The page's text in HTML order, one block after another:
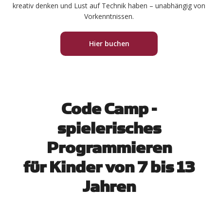
kreativ denken und Lust auf Technik haben – unabhängig von
Vorkenntnissen.
Hier buchen
Code Camp -
spielerisches
Programmieren
für Kinder von 7 bis 13
Jahren